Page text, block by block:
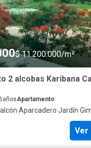
$ 11.200.000/m²
2 alcobas Karibana
BañosApartamento
·Aparcadero·Jardín·
Ver